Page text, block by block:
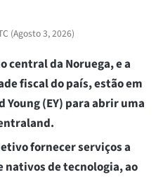
(Agosto 3, 2026)
central da Noruega, e a
fiscal do país, estão em
Young (EY) para abrir uma
fornecer serviços a
de tecnologia, ao